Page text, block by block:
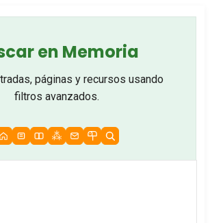
en Memoria
páginas y recursos usando
filtros avanzados.